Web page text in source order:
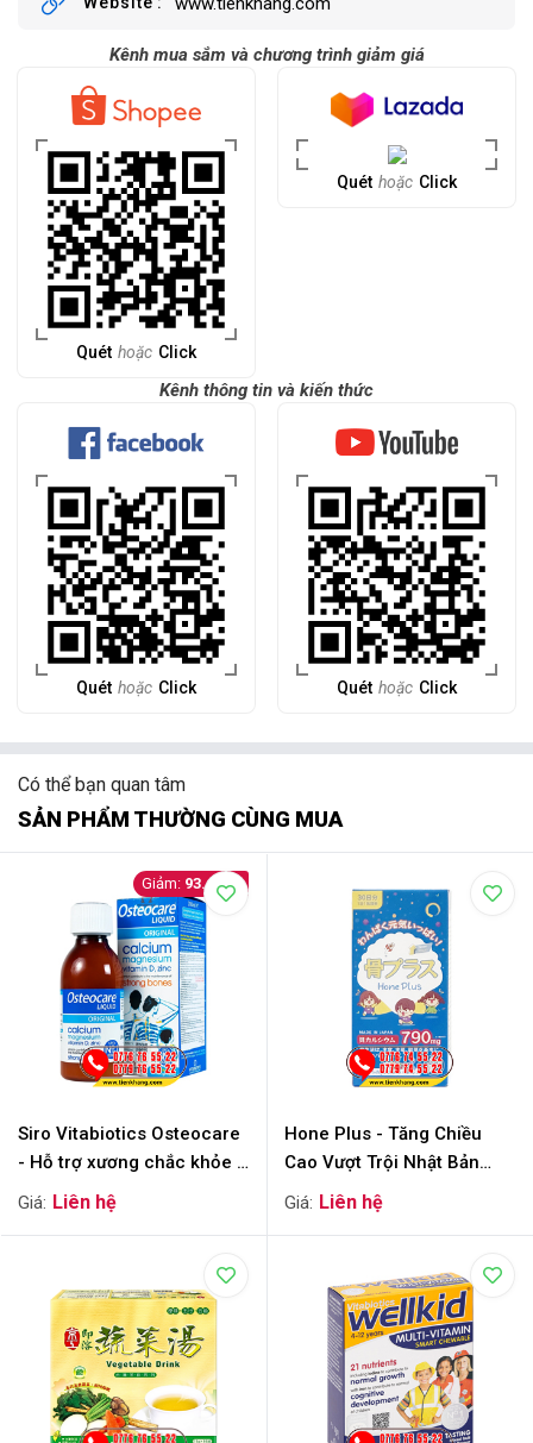
Kênh mua sắm và chương trình giảm giá
Quét hoặc Click
Quét hoặc Click
Kênh thông tin và kiến thức
Quét hoặc Click Quét hoặc Click
Có thể bạn quan tâm
SẢN PHẨM THƯỜNG CÙNG MUA
93.600
Siro Vitabiotics Osteocare
- Hỗ trợ xương chắc khỏe -
Chai 200ml
Hone Plus - Tăng Chiều
Cao Vượt Trội Nhật Bản
(2gx30 Gói) (Hộp)